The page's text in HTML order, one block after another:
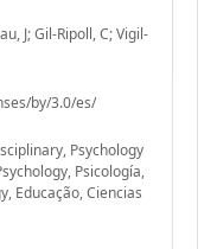
J; Gil-Ripoll, C; Vigil-
by/3.0/es/
Psychology
Psicología,
Educação, Ciencias